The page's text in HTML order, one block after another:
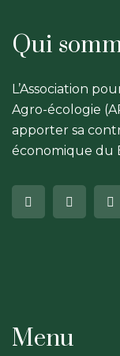
Qui
L’Association
Agro-écologie
apporter sa
économique du
Menu